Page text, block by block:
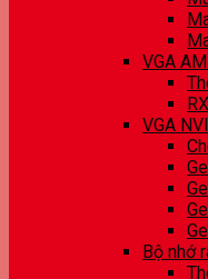
VGA
VGA
Bộ nhớ